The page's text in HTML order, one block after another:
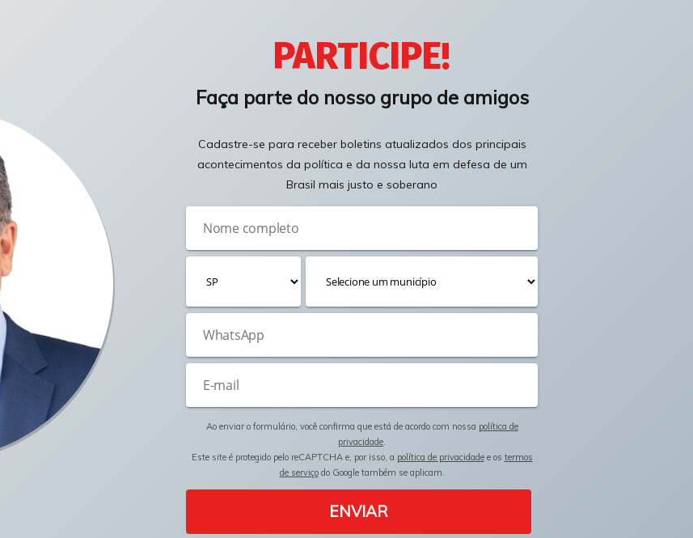
PARTICIPE!
Faça parte do nosso grupo de amigos
Cadastre-se para receber boletins atualizados dos principais
acontecimentos da política e da nossa luta em defesa de um
Brasil mais justo e soberano
Ao enviar o formulário, você confirma que está de acordo com nossa política de
privacidade
Este site é protegido pelo reCAPTCHA e, por isso, a política de privacidadee os termos
de serviçodo Google também se aplicam.
ENVIAR